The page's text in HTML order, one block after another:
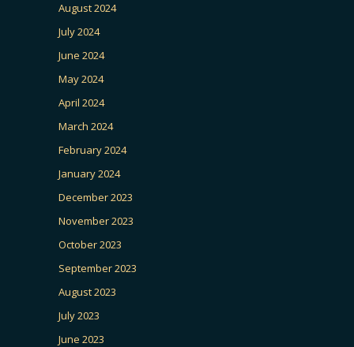
August 2024
July 2024
June 2024
May 2024
April 2024
March 2024
February 2024
January 2024
December 2023
November 2023
October 2023
September 2023
August 2023
July 2023
June 2023